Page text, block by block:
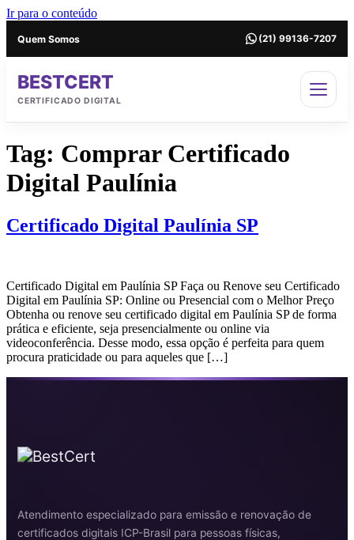
Ir para o conteúdo
Quem Somos (21) 99136-7207
BESTCERT
CERTIFICADO DIGITAL
Tag: Comprar Certificado
Digital Paulínia
Certificado Digital Paulínia SP
Certificado Digital em Paulínia SP Faça ou Renove seu Certificado
Digital em Paulínia SP: Online ou Presencial com o Melhor Preço
Obtenha ou renove seu certificado digital em Paulínia SP de forma
prática e eficiente, seja presencialmente ou online via
videoconferência. Desse modo, essa opção é perfeita para quem
procura praticidade ou para aqueles que […]
Atendimento especializado para emissão e renovação de
certificados digitais ICP-Brasil para pessoas físicas,